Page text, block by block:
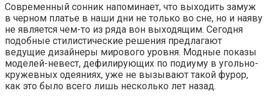
Современный сонник напоминает, что выходить замуж
в черном платье в наши дни не только во сне, но и наяву
не является чем-то из ряда вон выходящим. Сегодня
подобные стилистические решения предлагают
ведущие дизайнеры мирового уровня. Модные показы
моделей-невест, дефилирующих по подиуму в угольно-
кружевных одеяниях, уже не вызывают такой фурор,
как это было всего лишь несколько лет назад.